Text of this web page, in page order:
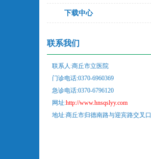
下载中心
联系我们
联系人:商丘市立医院
门诊电话:0370-6960369
急诊电话:0370-6796120
网址:http://www.hnsqslyy.com
地址:商丘市归德南路与迎宾路交叉口